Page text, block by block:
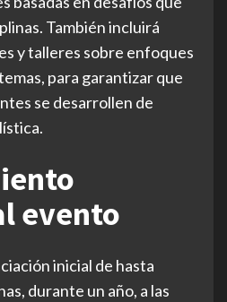
También incluirá
y talleres sobre enfoques
para garantizar que
se desarrollen de
evento
inicial de hasta
durante un año, a las